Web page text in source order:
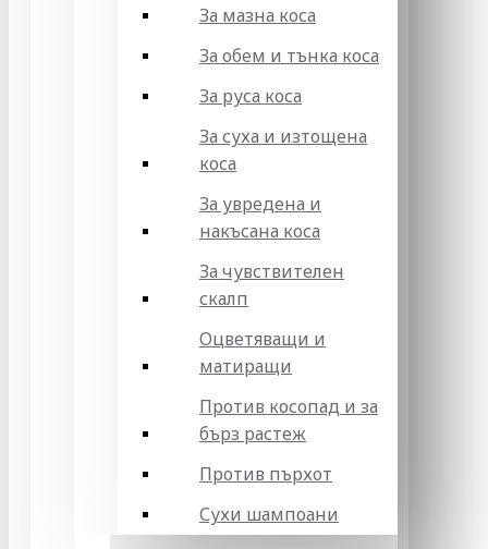
За мазна коса
За обем и тънка коса
За руса коса
За суха и изтощена
коса
За увредена и
накъсана коса
За чувствителен
скалп
Оцветяващи и
матиращи
Против косопад и за
бърз растеж
Против пърхот
Сухи шампоани